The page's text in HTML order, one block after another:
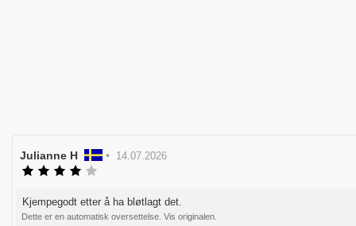
Forfatter:
Julianne H • Omtaledato:
14.07.2026
av
5
mulige
Omtaletekst:
Kjempegodt etter å ha bløtlagt det.
Dette er en automatisk oversettelse. Vis originalen.